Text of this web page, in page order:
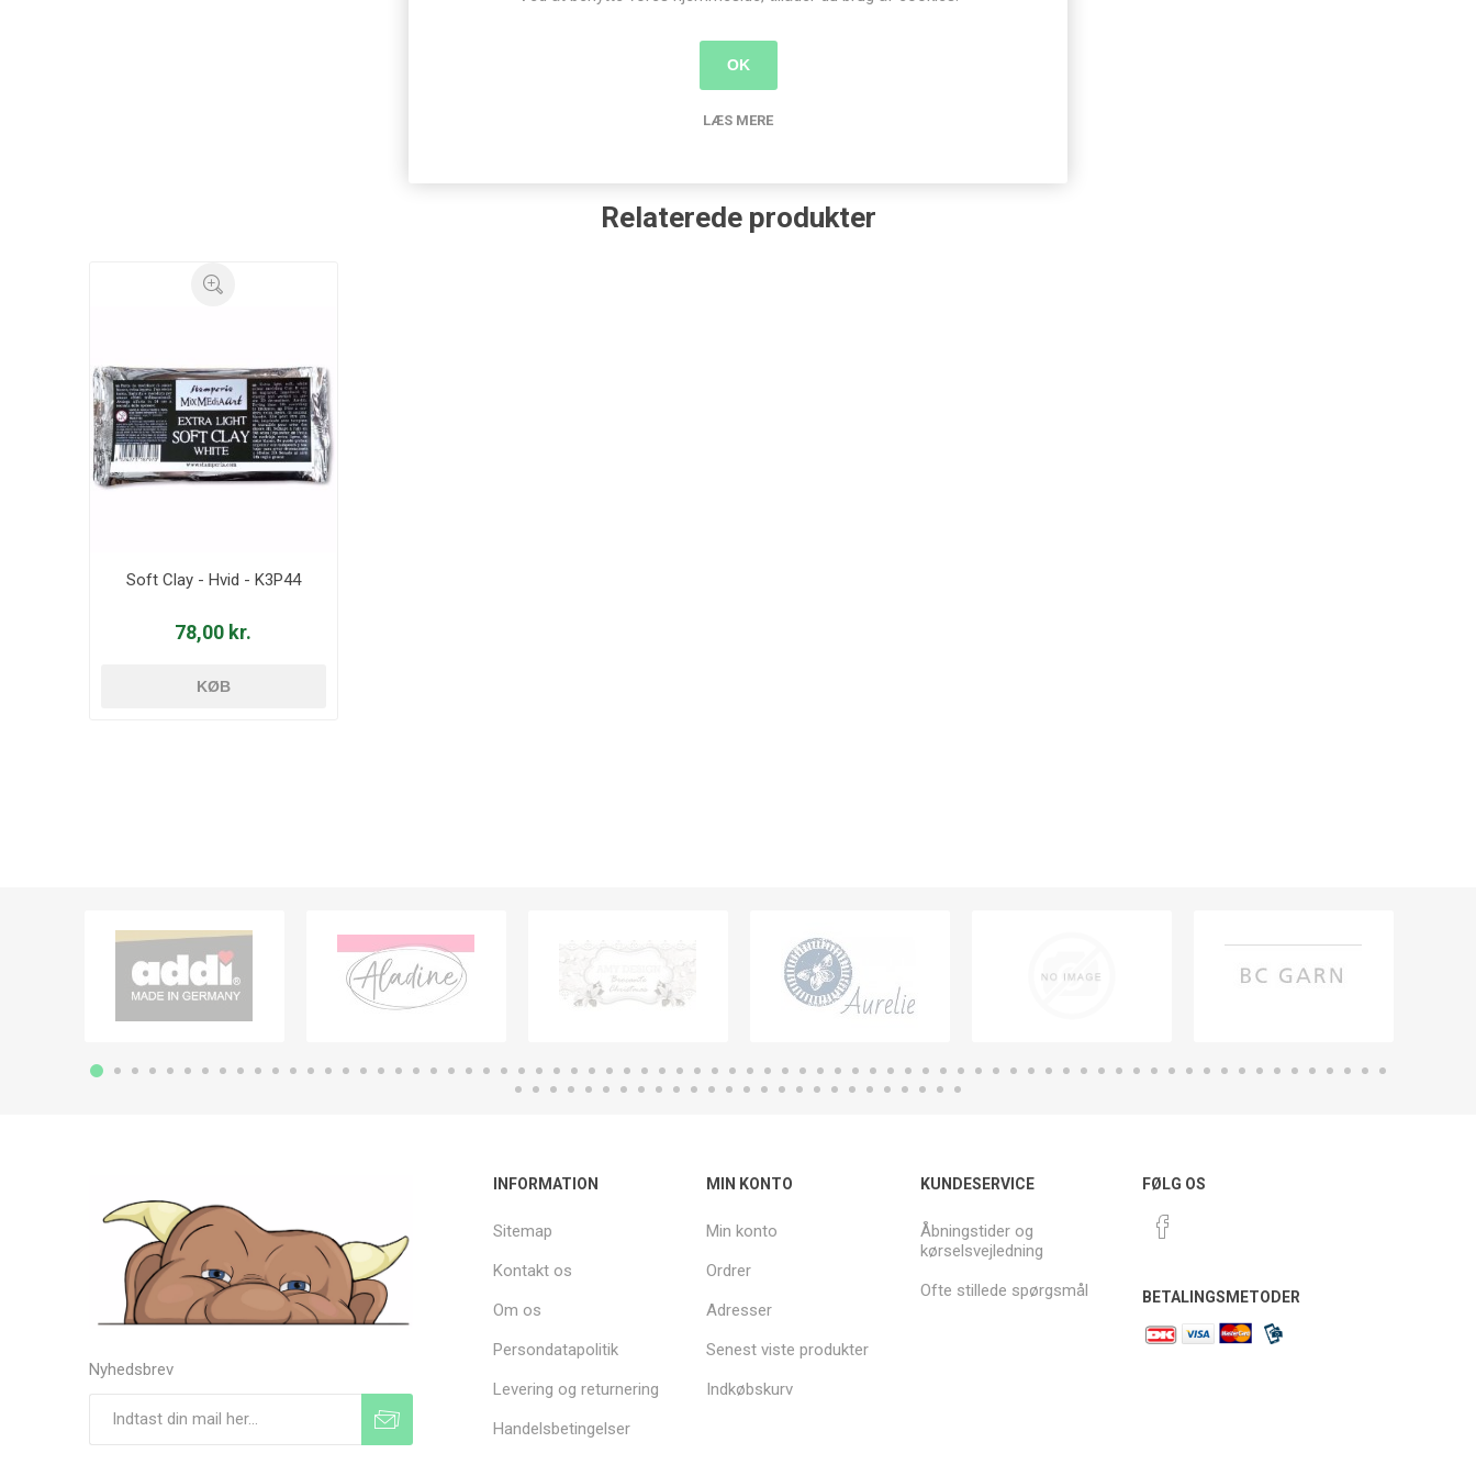
Produkt tags
, moulds (188)
Relaterede produkter
Soft Clay - Hvid - K3P44
78,00 kr.
KØB
Nyhedsbrev
INFORMATION
Sitemap
Kontakt os
Om os
Persondatapolitik
Levering og returnering
Handelsbetingelser
MIN KONTO
Min konto
Ordrer
Adresser
Senest viste produkter
Indkøbskurv
KUNDESERVICE
Åbningstider og
kørselsvejledning
Ofte stillede spørgsmål
FØLG OS
BETALINGSMETODER
OK
LÆS MERE